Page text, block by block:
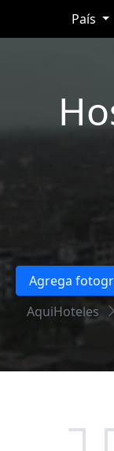
País
Agrega
AquiHoteles